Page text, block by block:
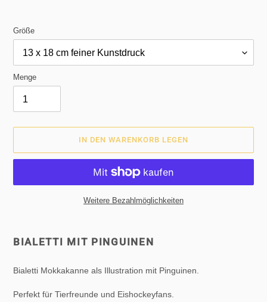
Größe
Menge
IN DEN WARENKORB LEGEN
Weitere Bezahlmöglichkeiten
wird
zum
hinzugefügt
BIALETTI MIT PINGUINEN
Bialetti Mokkakanne als Illustration mit Pinguinen.
Perfekt für Tierfreunde und Eishockeyfans.